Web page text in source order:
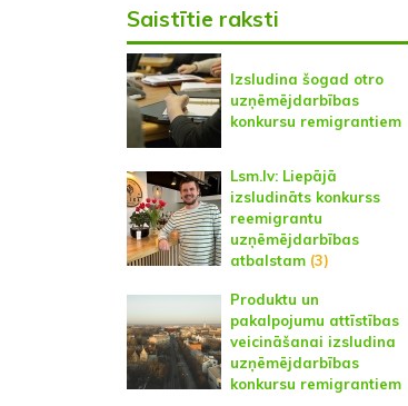
Saistītie raksti
Izsludina šogad otro
uzņēmējdarbības
konkursu remigrantiem
Lsm.lv: Liepājā
izsludināts konkurss
reemigrantu
uzņēmējdarbības
atbalstam (3)
Produktu un
pakalpojumu attīstības
veicināšanai izsludina
uzņēmējdarbības
konkursu remigrantiem